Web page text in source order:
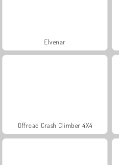
Elvenar
Offroad Crash Climber 4X4